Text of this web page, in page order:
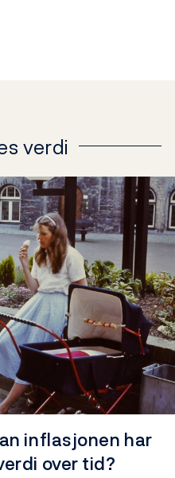
verdi
inflasjonen har
over tid?